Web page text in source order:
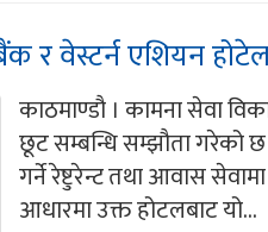
र वेस्टर्न एशियन
काठमाण्डौ । कामना सेवा
छूट सम्बन्धि सम्झौता गरेको
गर्ने रेष्टुरेन्ट तथा आवास
आधारमा उक्त होटलबाट यो...